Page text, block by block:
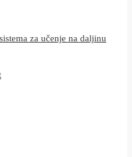
za učenje na daljinu